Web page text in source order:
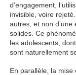
d’engagement,
invisible, voire
autres, et non
solides. Ce
les adolescents,
sont naturellement
En parallèle, la mise